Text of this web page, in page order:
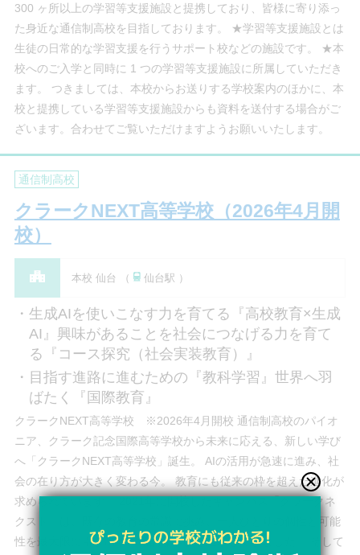
300 ヶ所以上の学習等支援施設と提携しており、皆様に寄り添っ
た身近な通信制高校を目指しております。 ★学習等支援施設とは
生徒の日常的な学習支援を行うサポート校などの施設です。 ★本
校へのご入学と同時に 1 つの学習等支援施設に所属していただき
ます。 つきましては、本校からお送りする学校案内のほかに、本
校と提携している学習等支援施設からも資料を送付する場合がご
ざいます。合わせてご覧いただけますようお願いいたします。
通信制高校
クラークNEXT高等学校（2026年4月開
校）
本校 仙台 （ 仙台駅 ）
生成AIを使いこなす力を育てる『高校教育×生成
AI』興味があることを社会につなげる力を育て
る『コース探究（社会実装教育）』
目指す進路に進むための『教科学習』世界へ羽
ばたく『国際教育』
クラークNEXT高等学校 ※2026年4月開校 通信制高校のパイオ
ニア、クラーク記念国際高等学校から未来に応える、新しい学び
へ「クラークNEXT高等学校」誕生。 AIの活用が急速に進み、社
会の在り方が大きく変わる今。 教育にも従来の枠を超えた進化が
求められています。 2021年に開校したキャンパス「クラークネ
クスト」は、既存の教育の常識に挑み、一人ひとりの個性と可能
性を最大限に引き出す革新的な学びを追求してきました。 そして